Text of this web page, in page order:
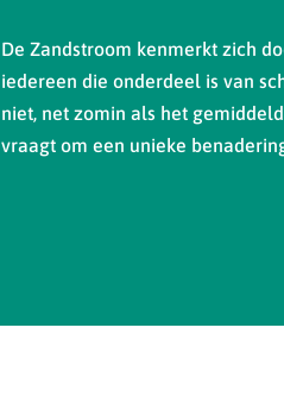
De Zandstroom kenmerkt zich
iedereen die onderdeel is van
niet, net zomin als het
vraagt om een unieke